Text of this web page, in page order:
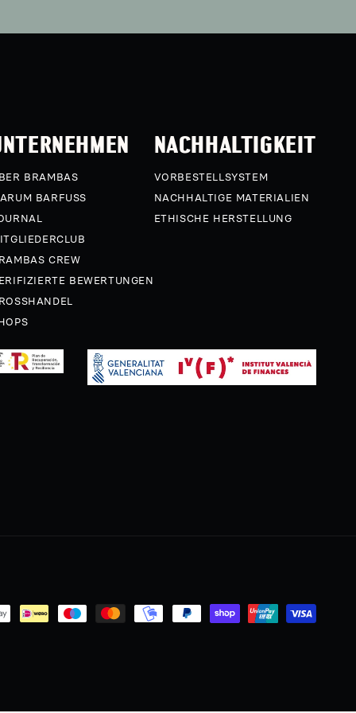
BRAMBAS
BARFUSS
CREW
BEWERTUNGEN
NACHHALTIGKEIT
VORBESTELLSYSTEM
NACHHALTIGE MATERIALIEN
ETHISCHE HERSTELLUNG